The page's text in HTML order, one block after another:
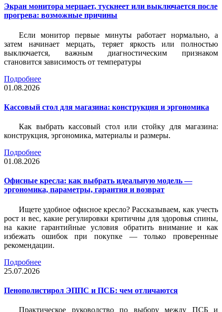
Экран монитора мерцает, тускнеет или выключается после
прогрева: возможные причины
Если монитор первые минуты работает нормально, а
затем начинает мерцать, теряет яркость или полностью
выключается, важным диагностическим признаком
становится зависимость от температуры
Подробнее
01.08.2026
Кассовый стол для магазина: конструкция и эргономика
Как выбрать кассовый стол или стойку для магазина:
конструкция, эргономика, материалы и размеры.
Подробнее
01.08.2026
Офисные кресла: как выбрать идеальную модель —
эргономика, параметры, гарантия и возврат
Ищете удобное офисное кресло? Рассказываем, как учесть
рост и вес, какие регулировки критичны для здоровья спины,
на какие гарантийные условия обратить внимание и как
избежать ошибок при покупке — только проверенные
рекомендации.
Подробнее
25.07.2026
Пенополистирол ЭППС и ПСБ: чем отличаются
Практическое руководство по выбору между ПСБ и